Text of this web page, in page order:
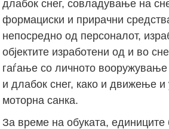
длабок снег, совладување на
формациски и прирачни
непосредно од персоналот,
објектите изработени од и во
гаѓање со личното
и длабок снег, како и движење
моторна санка.
За време на обуката, единиците